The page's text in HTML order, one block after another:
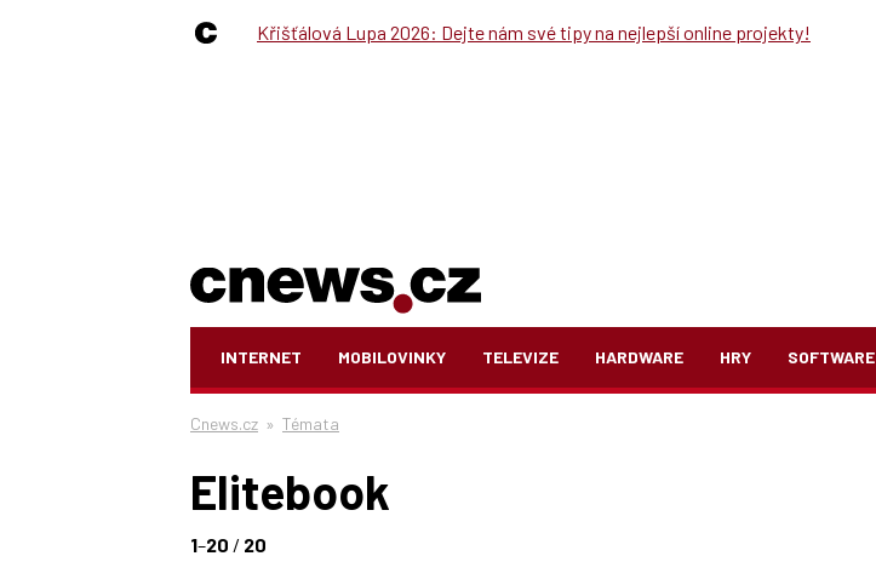
INTERNET MOBILOVINKY TELEVIZE HARDWARE HRY SOFTWARE
Cnews.cz » Témata
Elitebook
1–20 / 20
Křišťálová Lupa 2026: Dejte nám své tipy na nejlepší online projekty!